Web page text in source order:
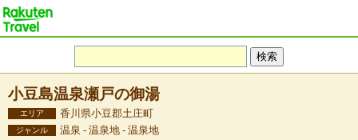
小豆島温泉瀬戸の御湯
エリア 香川県小豆郡土庄町
ジャンル 温泉 - 温泉地 - 温泉地